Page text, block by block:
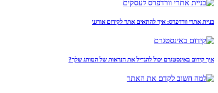
בניית אתרי וורדפרס: איך להתאים אתר לקידום אורגני
איך קידום באינסטגרם יכול להגדיל את הנראות של המותג שלך?